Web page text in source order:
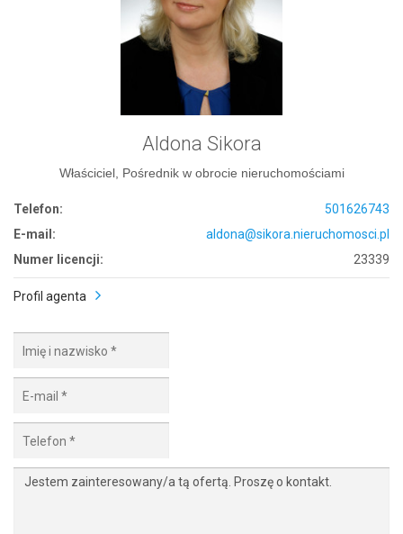
Aldona Sikora
Właściciel, Pośrednik w obrocie nieruchomościami
Telefon:
501626743
E-mail:
aldona@sikora.nieruchomosci.pl
Numer licencji:
23339
Profil agenta